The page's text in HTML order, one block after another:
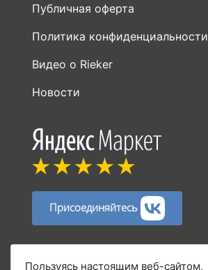
Публичная оферта
Политика конфиденциальности
Видео о Rieker
Новости
Присоединяйтесь
Пользуясь настоящим веб-сайтом,